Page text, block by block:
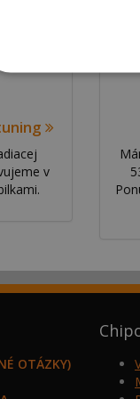
v
OTÁZKY)